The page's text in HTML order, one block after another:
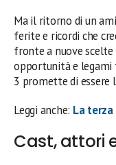
Ma il ritorno di un
ferite e ricordi che
fronte a nuove
opportunità e legami
3 promette di essere
Leggi anche: La
Cast, attori